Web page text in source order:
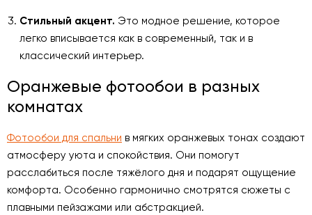
Стильный акцент. Это модное решение, которое
легко вписывается как в современный, так и в
классический интерьер.
Оранжевые фотообои в разных
комнатах
Фотообои для спальни в мягких оранжевых тонах создают
атмосферу уюта и спокойствия. Они помогут
расслабиться после тяжёлого дня и подарят ощущение
комфорта. Особенно гармонично смотрятся сюжеты с
плавными пейзажами или абстракцией.